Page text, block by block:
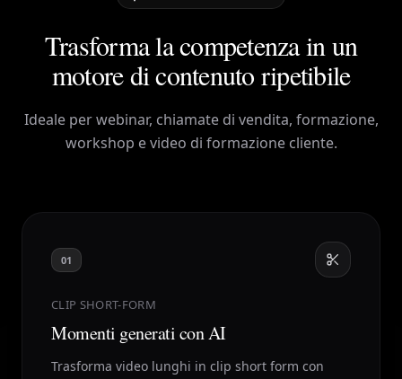
Trasforma la competenza in un
motore di contenuto ripetibile
Ideale per webinar, chiamate di vendita, formazione,
workshop e video di formazione cliente.
01
CLIP SHORT-FORM
Momenti generati con AI
Trasforma video lunghi in clip short form con